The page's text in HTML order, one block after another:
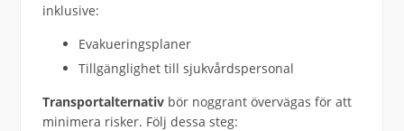
inklusive:
Evakueringsplaner
Tillgänglighet till sjukvårdspersonal
Transportalternativbör noggrant övervägas för att
minimera risker. Följ dessa steg: